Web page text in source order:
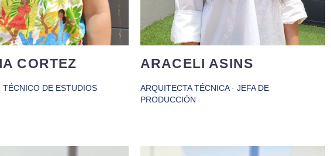
CORTEZ
TÉCNICO DE ESTUDIOS
ARACELI ASINS
ARQUITECTA TÉCNICA · JEFA DE
PRODUCCIÓN